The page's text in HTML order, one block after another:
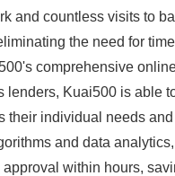
and countless visits to
the need for
comprehensive
Kuai500 is able
their individual needs
and data
within hours,